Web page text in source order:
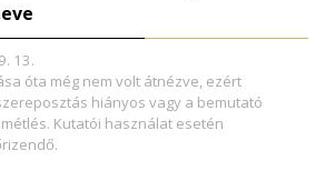
13.
óta még nem volt átnézve, ezért
hiányos vagy a bemutató
Kutatói használat esetén